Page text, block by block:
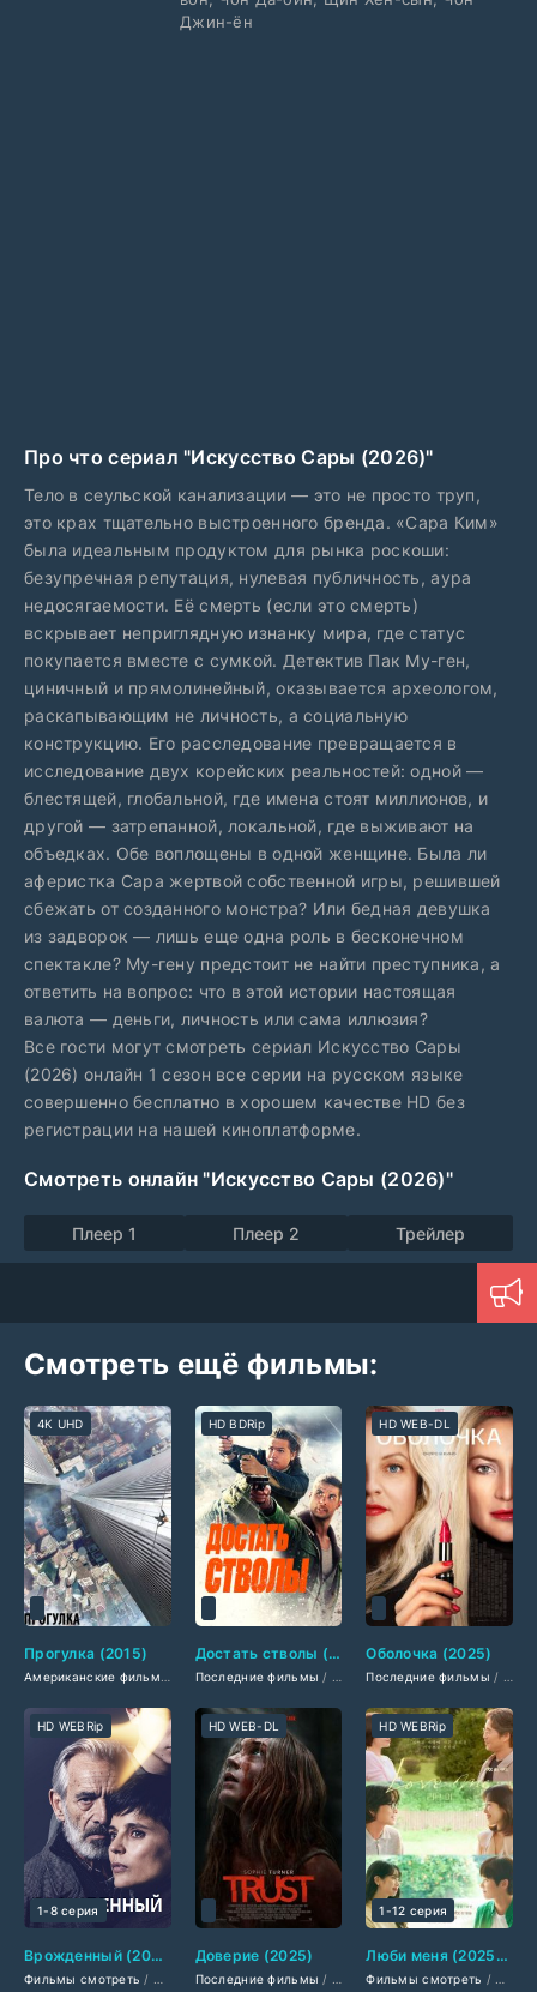
Джин-ён
Про что сериал "Искусство Сары (2026)"
Тело в сеульской канализации — это не просто труп,
это крах тщательно выстроенного бренда. «Сара Ким»
была идеальным продуктом для рынка роскоши:
безупречная репутация, нулевая публичность, аура
недосягаемости. Её смерть (если это смерть)
вскрывает неприглядную изнанку мира, где статус
покупается вместе с сумкой. Детектив Пак Му-ген,
циничный и прямолинейный, оказывается археологом,
раскапывающим не личность, а социальную
конструкцию. Его расследование превращается в
исследование двух корейских реальностей: одной —
блестящей, глобальной, где имена стоят миллионов, и
другой — затрепанной, локальной, где выживают на
объедках. Обе воплощены в одной женщине. Была ли
аферистка Сара жертвой собственной игры, решившей
сбежать от созданного монстра? Или бедная девушка
из задворок — лишь еще одна роль в бесконечном
спектакле? Му-гену предстоит не найти преступника, а
ответить на вопрос: что в этой истории настоящая
валюта — деньги, личность или сама иллюзия?
Все гости могут смотреть сериал Искусство Сары
(2026) онлайн 1 сезон все серии на русском языке
совершенно бесплатно в хорошем качестве HD без
регистрации на нашей киноплатформе.
Смотреть онлайн "Искусство Сары (2026)"
Плеер 1 Плеер 2 Трейлер
Смотреть ещё фильмы:
Прогулка (2015)
Фильмы смотреть/Фильмы с высоким рейтингом
4K UHD
Достать стволы (2025)
Последние фильмы / Американские фильмы/
HD BDRip
Оболочка (2025)
Последние фильмы /
HD WEB-DL
Врожденный (2025)
Фильмы смотреть / Сериалы 2025/Новинки сериалов 2025/ Сериалы декабря
HD WEBRip
1-8 серия
Доверие (2025)
Последние фильмы / Американские фильмы/
HD WEB-DL
Люби меня (2025-2026)
Фильмы смотреть /
HD WEBRip
1-12 серия